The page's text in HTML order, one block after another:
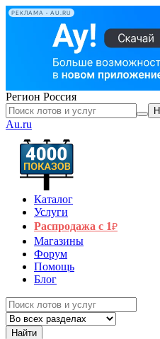
РЕКЛАМА • AU.RU
Регион Россия
Au.ru
Каталог
Услуги
Распродажа с 1₽
Магазины
Форум
Помощь
Блог
Найти